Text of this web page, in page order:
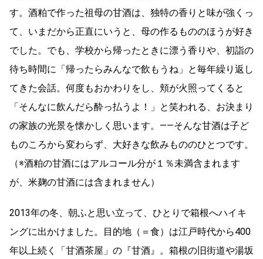
す。酒粕で作った祖母の甘酒は、独特の香りと味が強くっ
て、いまだから正直にいうと、母の作るもののほうが好き
でした。でも、学校から帰ったときに漂う香りや、初詣の
待ち時間に「帰ったらみんなで飲もうね」と毎年繰り返し
てきた会話。何度もおかわりをし、頬が火照ってくると
「そんなに飲んだら酔っ払うよ！」と笑われる、お決まり
の家族の光景を懐かしく思います。――そんな甘酒は子ど
ものころから変わらず、大好きな飲みもののひとつです。
（※酒粕の甘酒にはアルコール分が１％未満含まれます
が、米麹の甘酒には含まれません）
2013年の冬、朝ふと思い立って、ひとりで箱根へハイキ
ングに出かけました。目的地（＝食）は江戸時代から400
年以上続く「甘酒茶屋」の『甘酒』。箱根の旧街道や湯坂